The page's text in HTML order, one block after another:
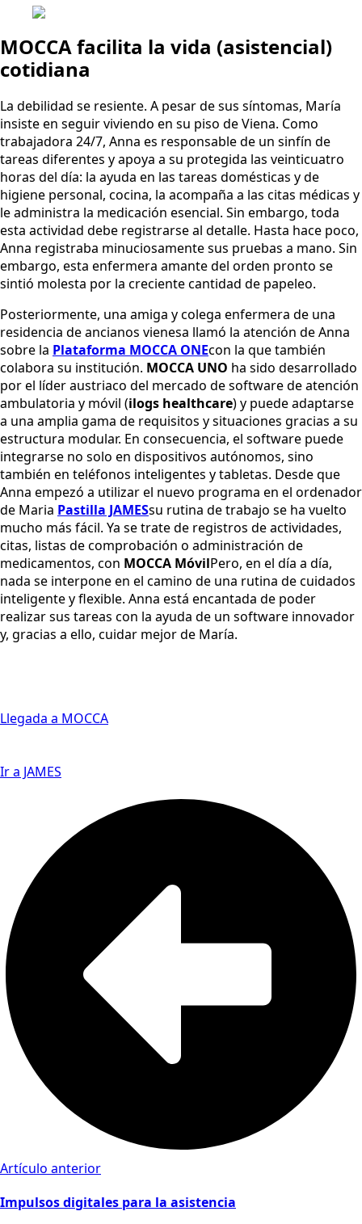
MOCCA facilita la vida (asistencial)
cotidiana
La debilidad se resiente. A pesar de sus síntomas, María
insiste en seguir viviendo en su piso de Viena. Como
trabajadora 24/7, Anna es responsable de un sinfín de
tareas diferentes y apoya a su protegida las veinticuatro
horas del día: la ayuda en las tareas domésticas y de
higiene personal, cocina, la acompaña a las citas médicas y
le administra la medicación esencial. Sin embargo, toda
esta actividad debe registrarse al detalle. Hasta hace poco,
Anna registraba minuciosamente sus pruebas a mano. Sin
embargo, esta enfermera amante del orden pronto se
sintió molesta por la creciente cantidad de papeleo.
Posteriormente, una amiga y colega enfermera de una
residencia de ancianos vienesa llamó la atención de Anna
sobre la Plataforma MOCCA ONEcon la que también
colabora su institución. MOCCA UNO ha sido desarrollado
por el líder austriaco del mercado de software de atención
ambulatoria y móvil (ilogs healthcare) y puede adaptarse
a una amplia gama de requisitos y situaciones gracias a su
estructura modular. En consecuencia, el software puede
integrarse no solo en dispositivos autónomos, sino
también en teléfonos inteligentes y tabletas. Desde que
Anna empezó a utilizar el nuevo programa en el ordenador
de Maria Pastilla JAMESsu rutina de trabajo se ha vuelto
mucho más fácil. Ya se trate de registros de actividades,
citas, listas de comprobación o administración de
medicamentos, con MOCCA MóvilPero, en el día a día,
nada se interpone en el camino de una rutina de cuidados
inteligente y flexible. Anna está encantada de poder
realizar sus tareas con la ayuda de un software innovador
y, gracias a ello, cuidar mejor de María.
Llegada a MOCCA
Ir a JAMES
Artículo anterior
Impulsos digitales para la asistencia